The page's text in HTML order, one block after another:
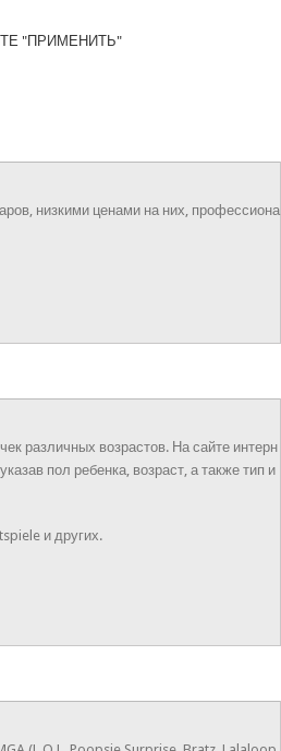
"ПРИМЕНИТЬ"
низкими ценами на них, профессиона
различных возрастов. На сайте интерн
пол ребенка, возраст, а также тип и
и других.